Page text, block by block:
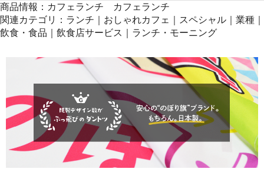
商品情報：カフェランチ カフェランチ
関連カテゴリ：ランチ｜おしゃれカフェ｜スペシャル｜業種｜
飲食・食品｜飲食店サービス｜ランチ・モーニング